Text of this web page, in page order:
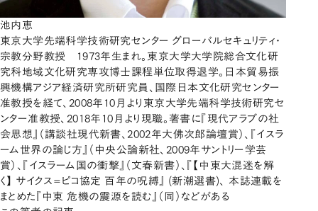
池内恵
東京大学先端科学技術研究センター グローバルセキュリティ・
宗教分野教授 1973年生まれ。東京大学大学院総合文化研
究科地域文化研究専攻博士課程単位取得退学。日本貿易振
興機構アジア経済研究所研究員、国際日本文化研究センター
准教授を経て、2008年10月より東京大学先端科学技術研究セ
ンター准教授、2018年10月より現職。著書に『現代アラブの社
会思想』（講談社現代新書、2002年大佛次郎論壇賞）、『イスラ
ーム世界の論じ方』（中央公論新社、2009年サントリー学芸
賞）、『イスラーム国の衝撃』（文春新書）、『【中東大混迷を解
く】 サイクス=ピコ協定 百年の呪縛』 (新潮選書)、 本誌連載を
まとめた『中東 危機の震源を読む』（同）などがある